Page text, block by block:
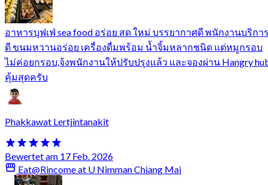
อาหารบุฟเฟ่ sea food อร่อย สด ใหม่ บรรยากาศดี พนักงานบริกา
ดี ขนมหวานอร่อย เครื่องดื่มพร้อม น้ำจิ้มหลากชนิด แต่หมูกรอบ
ไม่ค่อยกรอบ,จ้งพนักงานให้ปรับปรุงแล้ว และจองผ่าน Hangry
คุ้มสุดครับ
Phakkawat Lertjintanakit
Bewertet am 17 Feb. 2026
Eat@Rincome at U Nimman Chiang Mai